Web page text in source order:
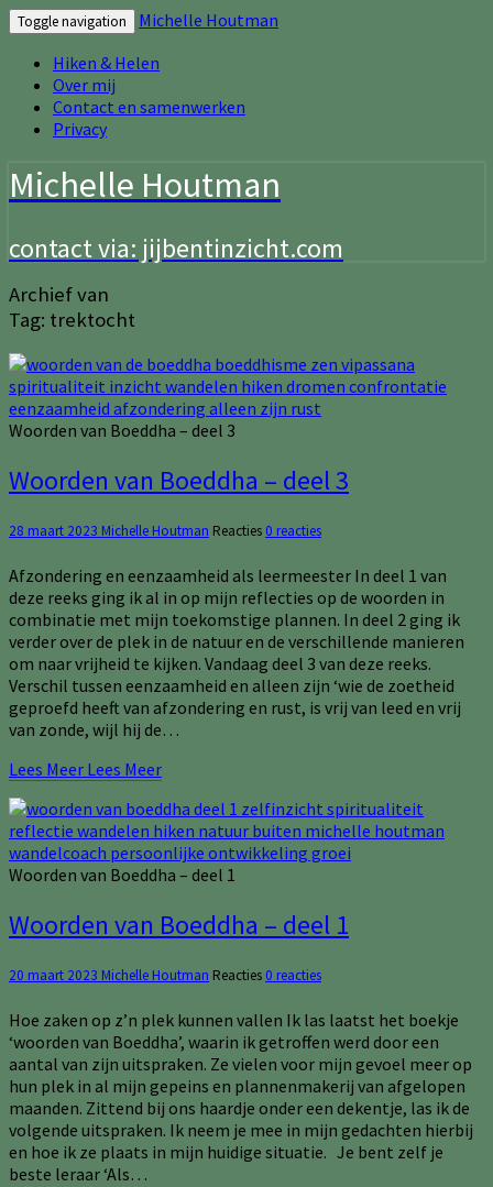
Toggle navigation
Michelle Houtman
Hiken & Helen
Over mij
Contact en samenwerken
Privacy
Michelle Houtman
contact via: jijbentinzicht.com
Archief van
Tag: trektocht
Woorden van Boeddha – deel 3
Woorden van Boeddha – deel 3
28 maart 2023 Michelle Houtman Reacties 0 reacties
Afzondering en eenzaamheid als leermeester In deel 1 van
deze reeks ging ik al in op mijn reflecties op de woorden in
combinatie met mijn toekomstige plannen. In deel 2 ging ik
verder over de plek in de natuur en de verschillende manieren
om naar vrijheid te kijken. Vandaag deel 3 van deze reeks.
Verschil tussen eenzaamheid en alleen zijn ‘wie de zoetheid
geproefd heeft van afzondering en rust, is vrij van leed en vrij
van zonde, wijl hij de…
Lees Meer Lees Meer
Woorden van Boeddha – deel 1
Woorden van Boeddha – deel 1
20 maart 2023 Michelle Houtman Reacties 0 reacties
Hoe zaken op z’n plek kunnen vallen Ik las laatst het boekje
‘woorden van Boeddha’, waarin ik getroffen werd door een
aantal van zijn uitspraken. Ze vielen voor mijn gevoel meer op
hun plek in al mijn gepeins en plannenmakerij van afgelopen
maanden. Zittend bij ons haardje onder een dekentje, las ik de
volgende uitspraken. Ik neem je mee in mijn gedachten hierbij
en hoe ik ze plaats in mijn huidige situatie. Je bent zelf je
beste leraar ‘Als…